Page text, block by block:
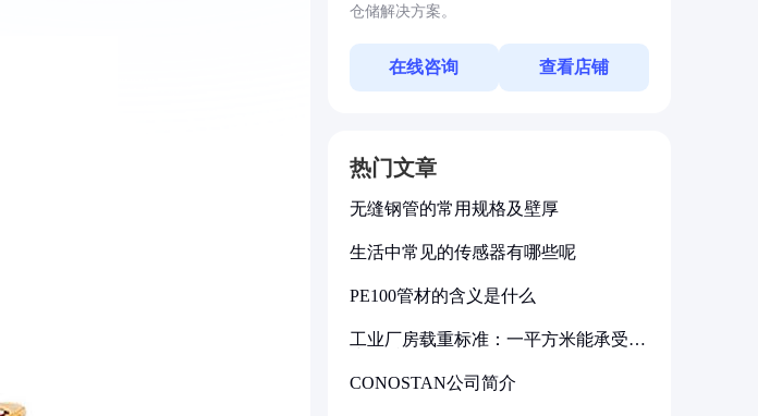
仓储解决方案。
在线咨询 查看店铺
热门文章
无缝钢管的常用规格及壁厚
生活中常见的传感器有哪些呢
PE100管材的含义是什么
工业厂房载重标准：一平方米能承受多
CONOSTAN公司简介